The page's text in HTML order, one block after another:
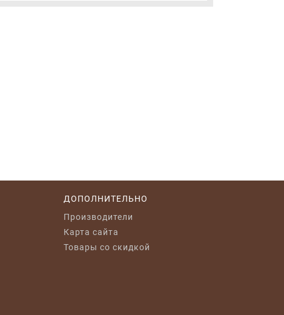
ДОПОЛНИТЕЛЬНО
Производители
Карта сайта
Товары со скидкой